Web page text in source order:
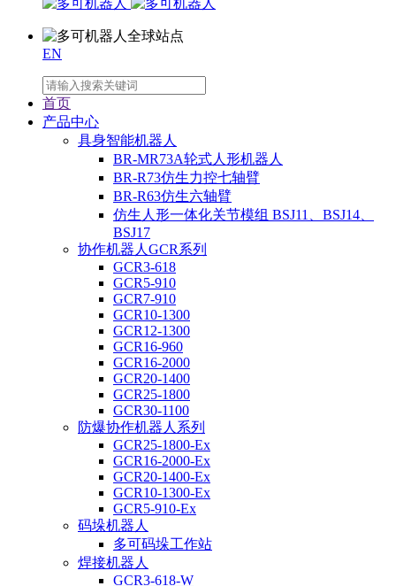
EN
首页
产品中心
具身智能机器人
BR-MR73A轮式人形机器人
BR-R73仿生力控七轴臂
BR-R63仿生六轴臂
仿生人形一体化关节模组 BSJ11、BSJ14、
BSJ17
协作机器人GCR系列
GCR3-618
GCR5-910
GCR7-910
GCR10-1300
GCR12-1300
GCR16-960
GCR16-2000
GCR20-1400
GCR25-1800
GCR30-1100
防爆协作机器人系列
GCR25-1800-Ex
GCR16-2000-Ex
GCR20-1400-Ex
GCR10-1300-Ex
GCR5-910-Ex
码垛机器人
多可码垛工作站
焊接机器人
GCR3-618-W